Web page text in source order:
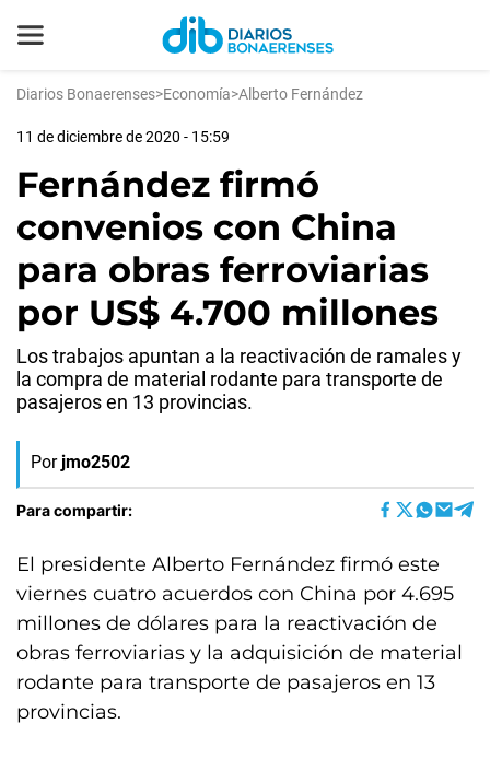
Diarios Bonaerenses>Economía>Alberto Fernández
11 de diciembre de 2020 - 15:59
Fernández firmó
convenios con China
para obras ferroviarias
por US$ 4.700 millones
Los trabajos apuntan a la reactivación de ramales y
la compra de material rodante para transporte de
pasajeros en 13 provincias.
Por jmo2502
Para compartir:
El presidente Alberto Fernández firmó este
viernes cuatro acuerdos con China por 4.695
millones de dólares para la reactivación de
obras ferroviarias y la adquisición de material
rodante para transporte de pasajeros en 13
provincias.